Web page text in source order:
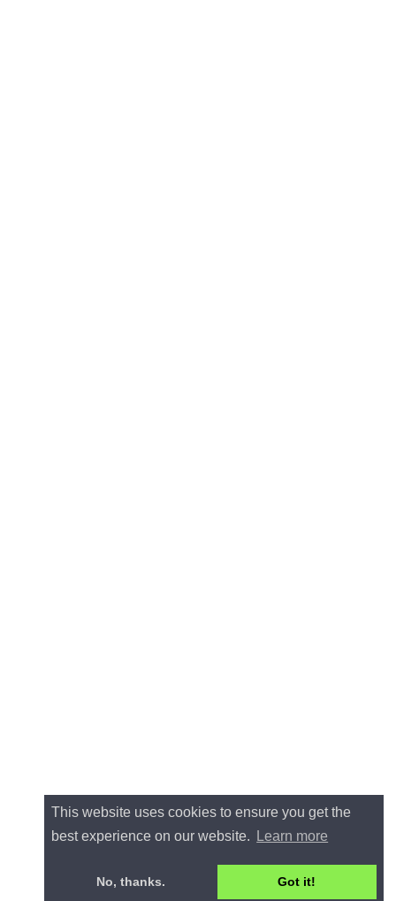
This website uses cookies to ensure you get the
best experience on our website.
Learn more
No, thanks. Got it!